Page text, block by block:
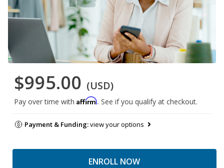
$995.00 (USD)
Pay over time with Affirm. See if you qualify at checkout.
Payment & Funding:view your options
ENROLL NOW